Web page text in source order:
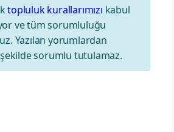
topluluk kurallarımızı kabul
ve tüm sorumluluğu
Yazılan yorumlardan
sorumlu tutulamaz.